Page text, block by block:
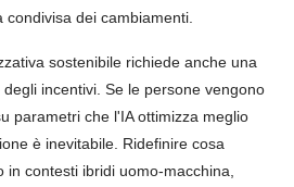
dei cambiamenti.
sostenibile richiede anche una
incentivi. Se le persone vengono
parametri che l'IA ottimizza meglio
è inevitabile. Ridefinire cosa
contesti ibridi uomo-macchina,